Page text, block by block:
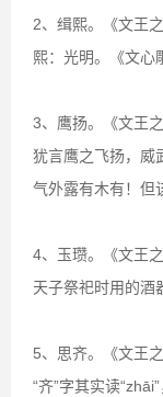
2、缉熙。《文王
熙：光明。《文心
3、鹰扬。《文王
犹言鹰之飞扬，威
气外露有木有！但
4、玉瓒。《文王
天子祭祀时用的酒
5、思齐。《文王
“齐”字其实读